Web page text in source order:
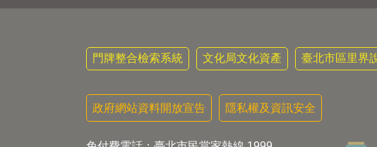
門牌整合檢索系統 文化局文化資產 臺北市區里界
政府網站資料開放宣告 隱私權及資訊安全